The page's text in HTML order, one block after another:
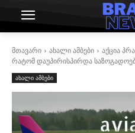
მთავარი ახალი ამბები
აქცია
რატომ დაუპირისპირდა
ახალი ამბები